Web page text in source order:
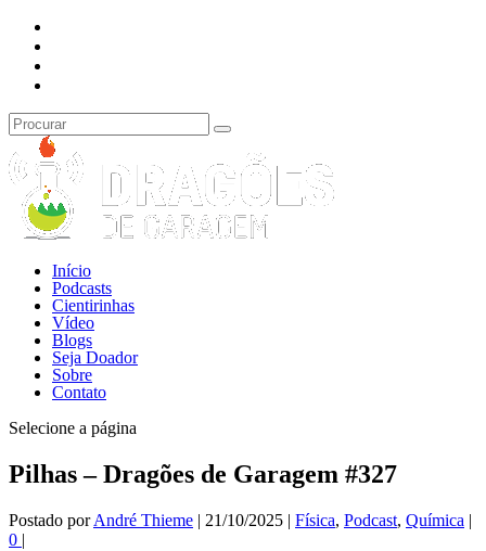
Início
Podcasts
Cientirinhas
Vídeo
Blogs
Seja Doador
Sobre
Contato
Selecione a página
Pilhas – Dragões de Garagem #327
Postado porAndré Thieme | 21/10/2025 | Física, Podcast, Química |
0 |